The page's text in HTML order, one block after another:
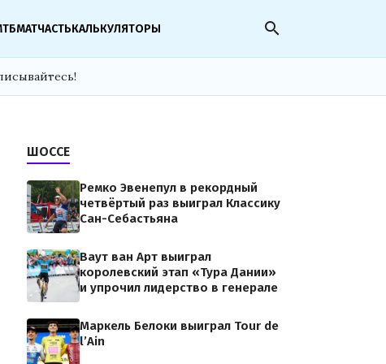
МАТЧАСТЬКАЛЬКУЛЯТОРЫ search
ШОССЕ
Ремко Эвенепул в рекордный
четвёртый раз выиграл Классику
Сан-Себастьяна
Ваут ван Арт выиграл
королевский этап «Тура Дании»
и упрочил лидерство в генерале
Маркель Белоки выиграл Tour de
l’Ain